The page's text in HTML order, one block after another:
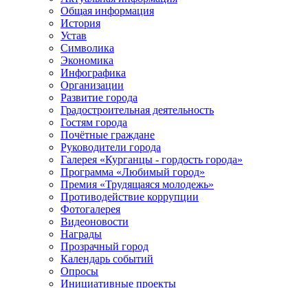
Общая информация
История
Устав
Символика
Экономика
Инфографика
Организации
Развитие города
Градостроительная деятельность
Гостям города
Почётные граждане
Руководители города
Галерея «Курганцы - гордость города»
Программа «Любимый город»
Премия «Трудящаяся молодежь»
Противодействие коррупции
Фотогалерея
Видеоновости
Награды
Прозрачный город
Календарь событий
Опросы
Инициативные проекты